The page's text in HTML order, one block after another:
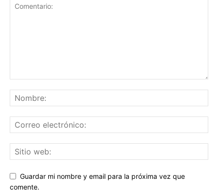
Guardar mi nombre y email para la próxima vez que
comente.